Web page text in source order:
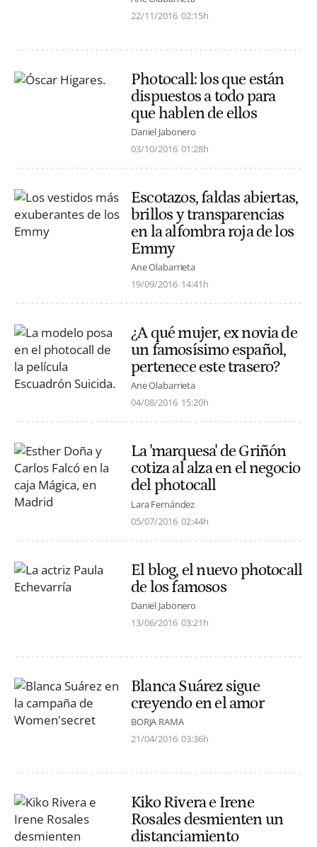
22/11/2016 02:15h
Photocall: los que están
dispuestos a todo para
que hablen de ellos
Daniel Jabonero
03/10/2016 01:28h
Escotazos, faldas abiertas,
brillos y transparencias
en la alfombra roja de los
Emmy
Ane Olabarrieta
19/09/2016 14:41h
¿A qué mujer, ex novia de
un famosísimo español,
pertenece este trasero?
Ane Olabarrieta
04/08/2016 15:20h
La 'marquesa' de Griñón
cotiza al alza en el negocio
del photocall
Lara Fernández
05/07/2016 02:44h
El blog, el nuevo photocall
de los famosos
Daniel Jabonero
13/06/2016 03:21h
Blanca Suárez sigue
creyendo en el amor
BORJA RAMA
21/04/2016 03:36h
Kiko Rivera e Irene
Rosales desmienten un
distanciamiento